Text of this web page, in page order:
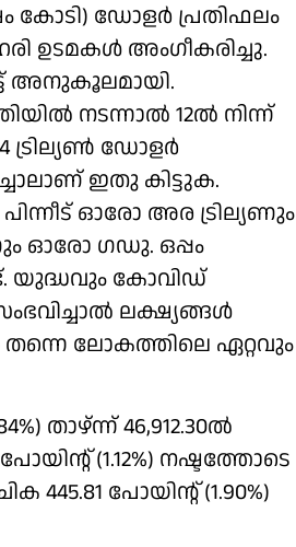
കോടി) ഡോളര്‍ പ്രതിഫലം
ഉടമകള്‍ അംഗീകരിച്ചു.
അനുകൂലമായി.
നടന്നാല്‍ 12ല്‍ നിന്ന്
ട്രില്യണ്‍ ഡോളര്‍
ഇതു കിട്ടുക.
ഓരോ അര ട്രില്യണും
ഓരോ ഗഡു. ഒപ്പം
യുദ്ധവും കോവിഡ്
ലക്ഷ്യങ്ങള്‍
തന്നെ ലോകത്തിലെ ഏറ്റവും
താഴ്ന്ന് 46,912.30ല്‍
(1.12%) നഷ്ടത്തോടെ
പോയിന്റ് (1.90%)